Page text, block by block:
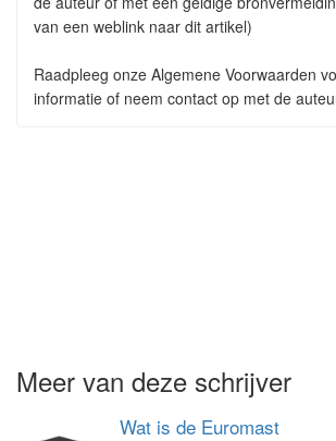
van een weblink naar dit artikel)
Raadpleeg onze Algemene Voorwaarden
informatie of neem contact op met de
Meer van deze schrijver
Wat is de Euromast